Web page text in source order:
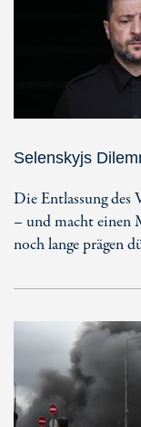
Selenskyjs
Die Entlassung des
– und macht einen
noch lange prägen